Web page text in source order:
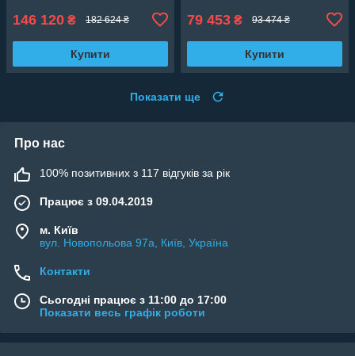
146 120 ₴ 182 624 ₴
Купити
79 453 ₴ 93 474 ₴
Купити
Показати ще
Про нас
100% позитивних з 117 відгуків за рік
Працює з 09.04.2019
м. Київ
вул. Новопольова 97а, Київ, Україна
Контакти
Сьогодні працює з 11:00 до 17:00
Показати весь графік роботи